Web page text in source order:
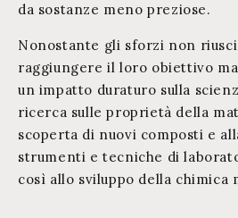
da sostanze meno preziose.
Nonostante gli sforzi non
raggiungere il loro obiettivo
un impatto duraturo sulla
ricerca sulle proprietà della
scoperta di nuovi composti e
strumenti e tecniche di
così allo sviluppo della chimica